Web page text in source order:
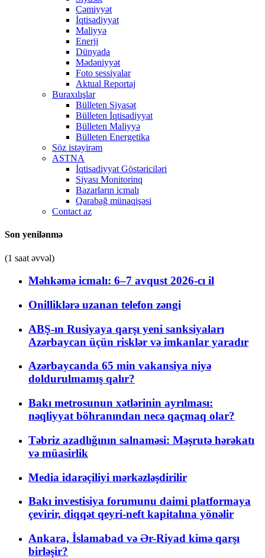
Cəmiyyət
İqtisadiyyat
Maliyyə
Enerji
Dünyada
Mədəniyyət
Foto sessiyalar
Aktual Reportaj
Buraxılışlar
Bülleten Siyasət
Bülleten İqtisadiyyat
Bülleten Maliyyə
Bülleten Energetika
Söz istəyirəm
ASTNA
İqtisadiyyat Göstəriciləri
Siyası Monitorinq
Bazarların icmalı
Qarabağ münaqişəsi
Contact az
Son yenilənmə
(1 saat əvvəl)
Məhkəmə icmalı: 6–7 avqust 2026-cı il
Onilliklərə uzanan telefon zəngi
ABŞ-ın Rusiyaya qarşı yeni sanksiyaları
Azərbaycan üçün risklər və imkanlar yaradır
Azərbaycanda 65 min vakansiya niyə
doldurulmamış qalır?
Bakı metrosunun xətlərinin ayrılması:
nəqliyyat böhranından necə qaçmaq olar?
Təbriz azadlığının salnaməsi: Məşrutə hərəkatı
və müasirlik
Media idarəçiliyi mərkəzləşdirilir
Bakı investisiya forumunu daimi platformaya
çevirir, diqqət qeyri-neft kapitalına yönəlir
Ankara, İslamabad və Ər-Riyad kimə qarşı
birləşir?